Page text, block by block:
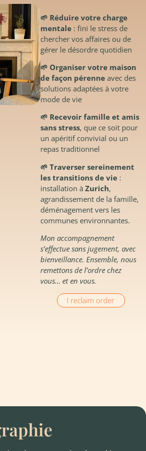
🌱 Réduire votre charge
mentale: fini le stress de
chercher vos affaires ou de
gérer le désordre quotidien
🌱 Organiser votre maison
de façon pérenneavec des
solutions adaptées à votre
mode de vie
🌱 Recevoir famille et amis
sans stress, que ce soit pour
un apéritif convivial ou un
repas traditionnel
🌱 Traverser sereinement
les transitions de vie:
installation à Zurich,
agrandissement de la famille,
déménagement vers les
communes environnantes.
Mon accompagnement
s’effectue sans jugement, avec
bienveillance. Ensemble, nous
remettons de l’ordre chez
vous… et en vous.
I reclaim order